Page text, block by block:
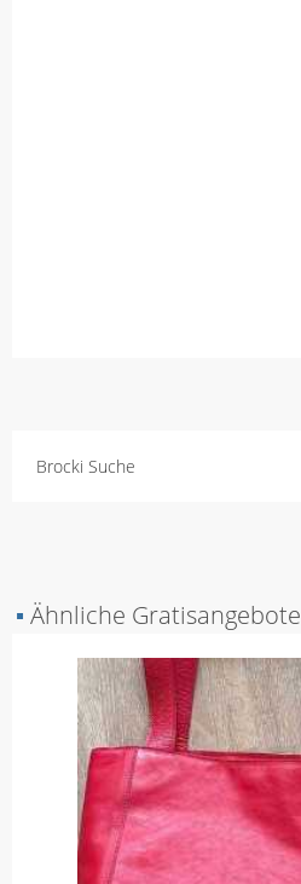
Brocki Suche
▪ Ähnliche Gratisangebote